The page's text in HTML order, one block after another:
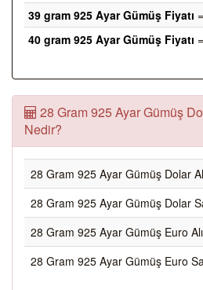
39 gram 925 Ayar Gümüş Fiyatı
40 gram 925 Ayar Gümüş Fiyatı
28 Gram 925 Ayar Gümüş
Nedir?
28 Gram 925 Ayar Gümüş Dolar
28 Gram 925 Ayar Gümüş Dolar
28 Gram 925 Ayar Gümüş Euro
28 Gram 925 Ayar Gümüş Euro